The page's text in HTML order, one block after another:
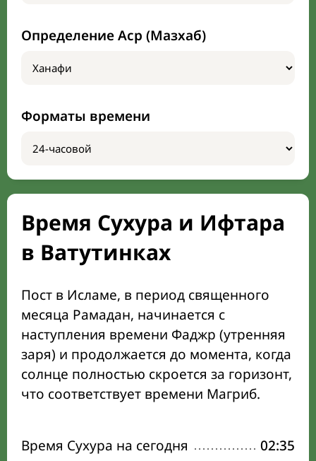
Определение Аср (Мазхаб)
Форматы времени
Время Сухура и Ифтара
в Ватутинках
Пост в Исламе, в период священного
месяца Рамадан, начинается с
наступления времени Фаджр (утренняя
заря) и продолжается до момента, когда
солнце полностью скроется за горизонт,
что соответствует времени Магриб.
Время Сухура на сегодня 02:35